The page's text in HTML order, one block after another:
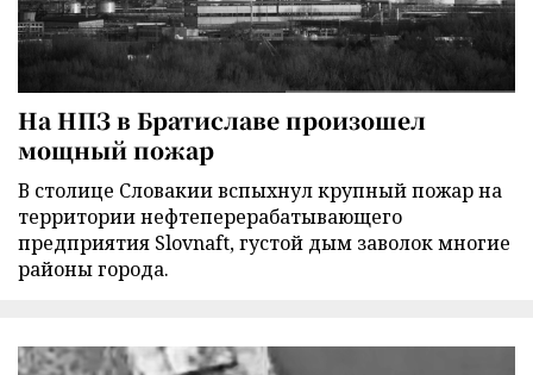
На НПЗ в Братиславе произошел
мощный пожар
В столице Словакии вспыхнул крупный пожар на
территории нефтеперерабатывающего
предприятия Slovnaft, густой дым заволок многие
районы города.